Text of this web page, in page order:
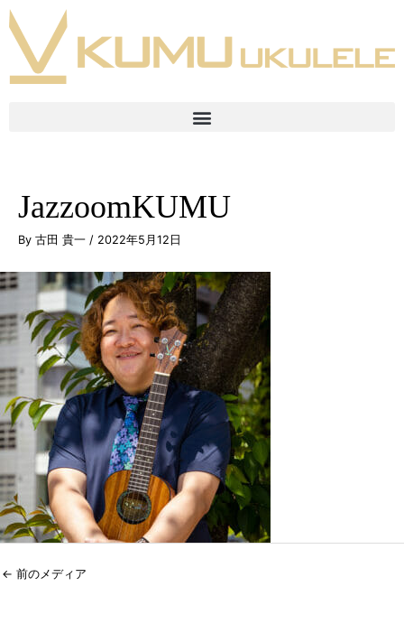
JazzoomKUMU
By 古田 貴一 / 2022年5月12日
← 前のメディア